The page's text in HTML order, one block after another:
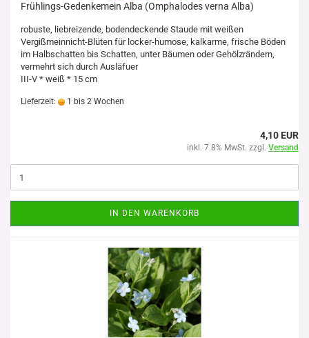
Frühlings-Gedenkemein Alba (Omphalodes verna Alba)
robuste, liebreizende, bodendeckende Staude mit weißen
Vergißmeinnicht-Blüten für locker-humose, kalkarme, frische Böden
im Halbschatten bis Schatten, unter Bäumen oder Gehölzrändern,
vermehrt sich durch Ausläfuer
III-V * weiß * 15 cm
Lieferzeit: 1 bis 2 Wochen
4,10 EUR
inkl. 7.8% MwSt. zzgl. Versand
IN DEN WARENKORB